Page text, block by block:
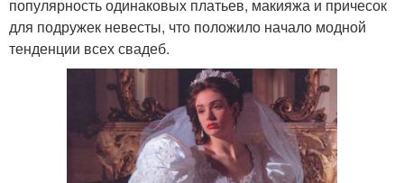
популярность одинаковых платьев, макияжа и причесок
для подружек невесты, что положило начало модной
тенденции всех свадеб.